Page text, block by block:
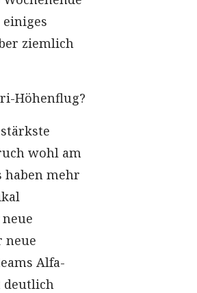
ziemlich
Höhenflug?
wohl am
haben mehr
neue
Alfa-
deutlich